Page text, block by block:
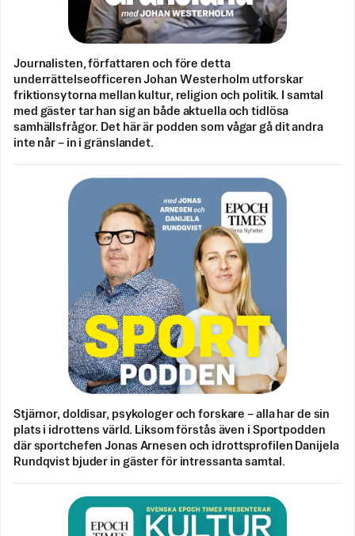
Journalisten, författaren och före detta
underrättelseofficeren Johan Westerholm utforskar
friktionsytorna mellan kultur, religion och politik. I samtal
med gäster tar han sig an både aktuella och tidlösa
samhällsfrågor. Det här är podden som vågar gå dit andra
inte når – in i gränslandet.
Stjärnor, doldisar, psykologer och forskare – alla har de sin
plats i idrottens värld. Liksom förstås även i Sportpodden
där sportchefen Jonas Arnesen och idrottsprofilen Danijela
Rundqvist bjuder in gäster för intressanta samtal.